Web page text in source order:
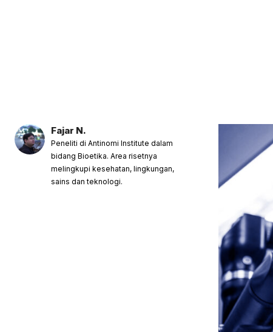
Fajar N.
Peneliti di Antinomi Institute dalam
bidang Bioetika. Area risetnya
melingkupi kesehatan, lingkungan,
sains dan teknologi.